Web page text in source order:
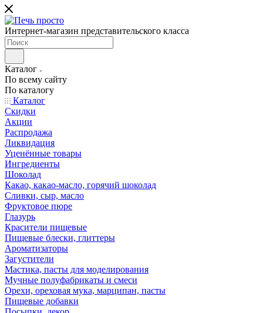
Интернет-магазин представительского класса
Каталог
По всему сайту
По каталогу
Каталог
Скидки
Акции
Распродажа
Ликвидация
Уценённые товары
Ингредиенты
Шоколад
Какао, какао-масло, горячий шоколад
Сливки, сыр, масло
Фруктовое пюре
Глазурь
Красители пищевые
Пищевые блески, глиттеры
Ароматизаторы
Загустители
Мастика, пасты для моделирования
Мучные полуфабрикаты и смеси
Орехи, ореховая мука, марципан, пасты
Пищевые добавки